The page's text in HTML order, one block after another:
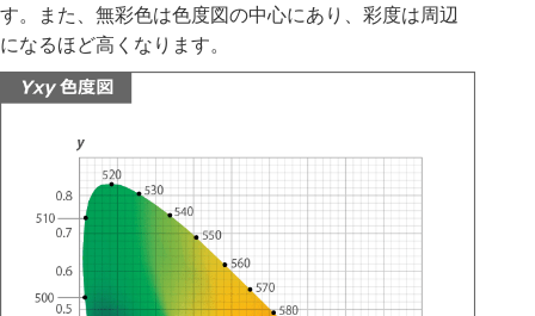
す。また、無彩色は色度図の中心にあり、彩度は周辺
になるほど高くなります。